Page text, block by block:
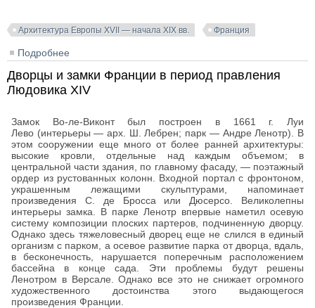
Архитектура Европы XVII — начала XIX вв. Франция
Подробнее
Дворцы и замки Франции в период правления
Людовика XIV
Замок Во-ле-Виконт был построен в 1661 г. Луи
Лево (интерьеры — арх. Ш. Лебрен; парк — Андре Ленотр). В
этом сооружении еще много от более ранней архитектуры:
высокие кровли, отдельные над каждым объемом; в
центральной части здания, по главному фасаду, — поэтажный
ордер из рустованных колонн. Входной портал с фронтоном,
украшенным лежащими скульптурами, напоминает
произведения С. де Бросса или Дюсерсо. Великолепны
интерьеры замка. В парке Ленотр впервые наметил осевую
систему композиции плоских партеров, подчиненную дворцу.
Однако здесь тяжеловесный дворец еще не слился в единый
организм с парком, а осевое развитие парка от дворца, вдаль,
в бесконечность, нарушается поперечным расположением
бассейна в конце сада. Эти проблемы будут решены
Ленотром в Версале. Однако все это не снижает огромного
художественного достоинства этого выдающегося
произведения Франции.